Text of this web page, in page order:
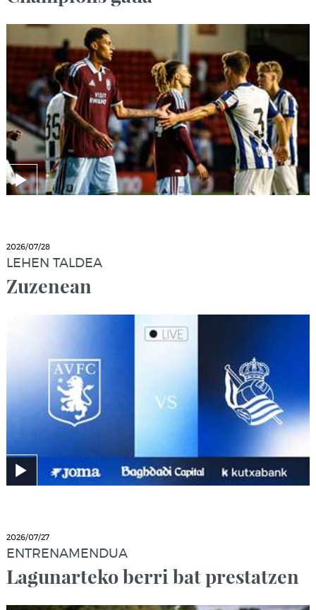
2026/07/28
LEHEN TALDEA
Zuzenean
2026/07/27
ENTRENAMENDUA
Lagunarteko berri bat prestatzen